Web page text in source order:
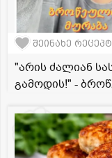
შეინახე
"არის ძალიან
გამოდის!" -